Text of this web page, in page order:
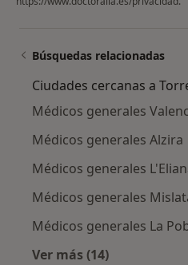
Búsquedas relacionadas
Ciudades cercanas a
Médicos generales
Médicos generales Alzira
Médicos generales
Médicos generales
Médicos generales La
Ver más (14)